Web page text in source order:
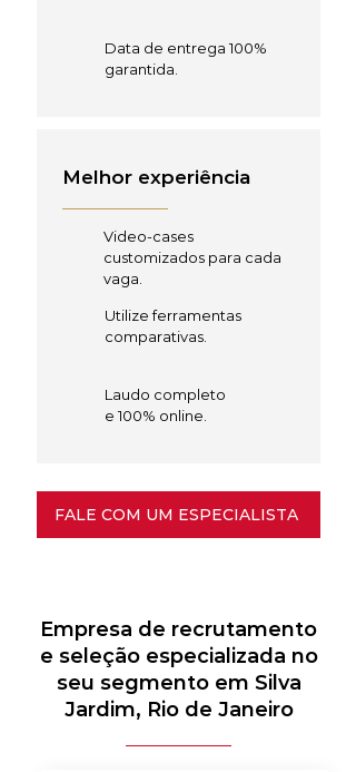
Data de entrega 100%
garantida.
Melhor experiência
Video-cases
customizados para cada
vaga.
Utilize ferramentas
comparativas.
Laudo completo
e 100% online.
FALE COM UM ESPECIALISTA
Empresa de recrutamento
e seleção especializada no
seu segmento em Silva
Jardim, Rio de Janeiro